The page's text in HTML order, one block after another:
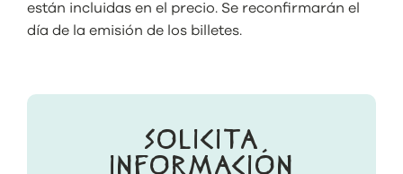
están incluidas en el precio. Se reconfirmarán el
día de la emisión de los billetes.
SOLICITA